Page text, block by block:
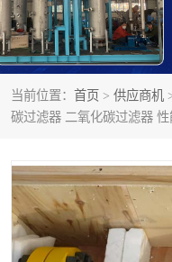
当前位置： 首页 > 供应商机
碳过滤器 二氧化碳过滤器 性
液氨氨气过滤器
天然气过滤器
甲醇过滤器
硝酸尾气分离器
高炉煤气过滤器